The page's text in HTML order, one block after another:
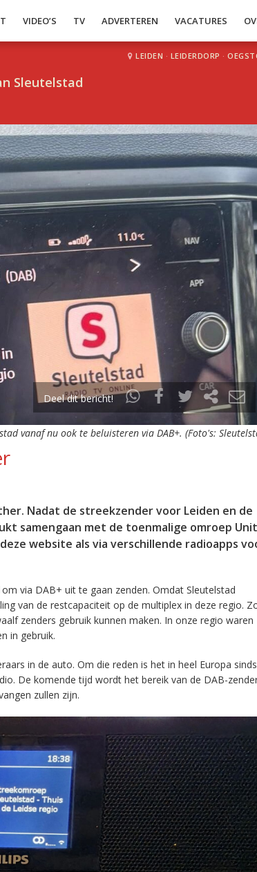
VIDEO’S TV ADVERTEREN VACATURES
Sleutelstad
LEIDEN · LEIDERDORP ·
Deel dit bericht!
vanaf nu ook te beluisteren via DAB+. (Foto's:
Nadat de streekzender voor Leiden en de
samengaan met de toenmalige omroep
website als via verschillende radioapps
via DAB+ uit te gaan zenden. Omdat Sleutelstad
van de restcapaciteit op de multiplex in deze regio.
zenders gebruik kunnen maken. In onze regio waren
in gebruik.
in de auto. Om die reden is het in heel Europa sinds
De komende tijd wordt het bereik van de DAB-
zullen zijn.